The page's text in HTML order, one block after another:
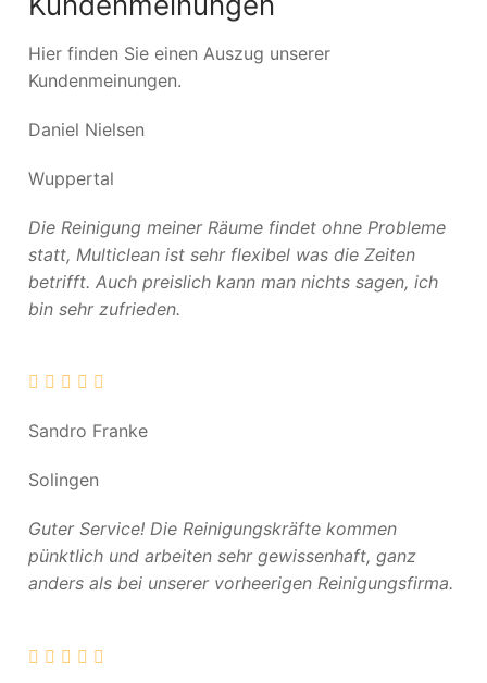
Hier finden Sie einen Auszug unserer
Kundenmeinungen.
Daniel Nielsen
Wuppertal
Die Reinigung meiner Räume findet ohne Probleme
statt, Multiclean ist sehr flexibel was die Zeiten
betrifft. Auch preislich kann man nichts sagen, ich
bin sehr zufrieden.
Sandro Franke
Solingen
Guter Service! Die Reinigungskräfte kommen
pünktlich und arbeiten sehr gewissenhaft, ganz
anders als bei unserer vorheerigen Reinigungsfirma.